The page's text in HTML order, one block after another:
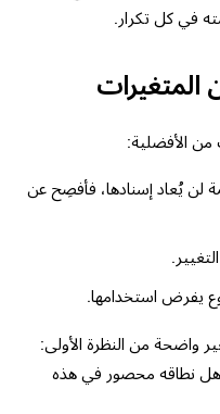
في كل تكرار.
المتغيرات
من الأفضلية:
لن يُعاد إسنادها، فأفصِح عن
يفرض استخدامها.
واضحة من النظرة الأولى:
وهل نطاقه محصور في هذه